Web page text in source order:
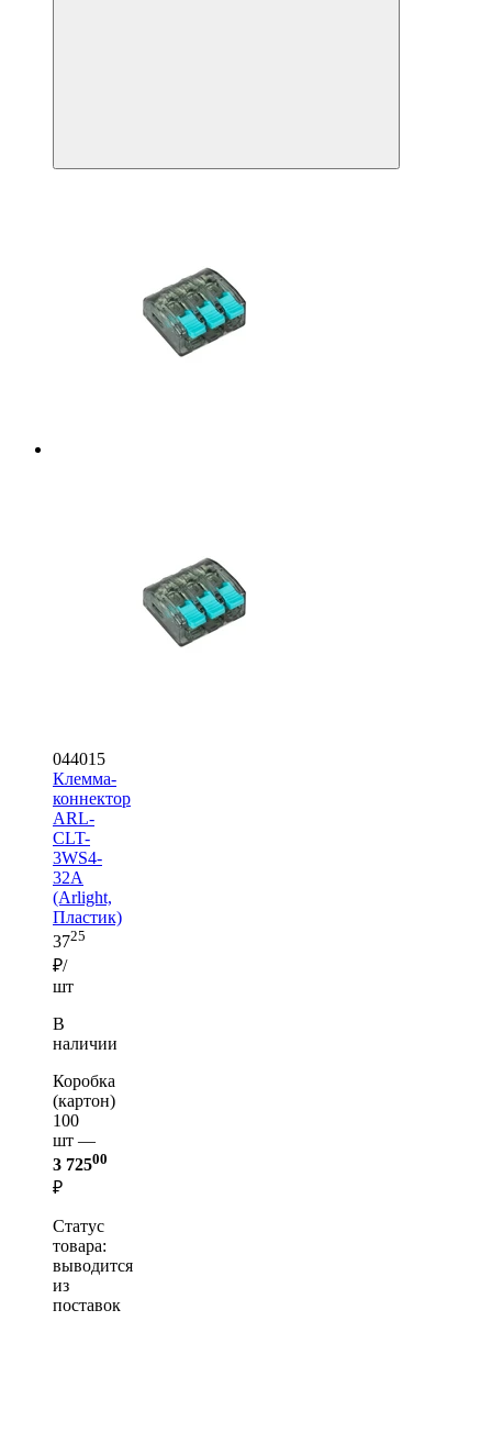
044015
Клемма-
коннектор
ARL-
CLT-
3WS4-
32A
(Arlight,
Пластик)
3725
₽/
шт
В
наличии
Коробка
(картон)
100
шт —
3 72500
₽
Статус
товара:
выводится
из
поставок